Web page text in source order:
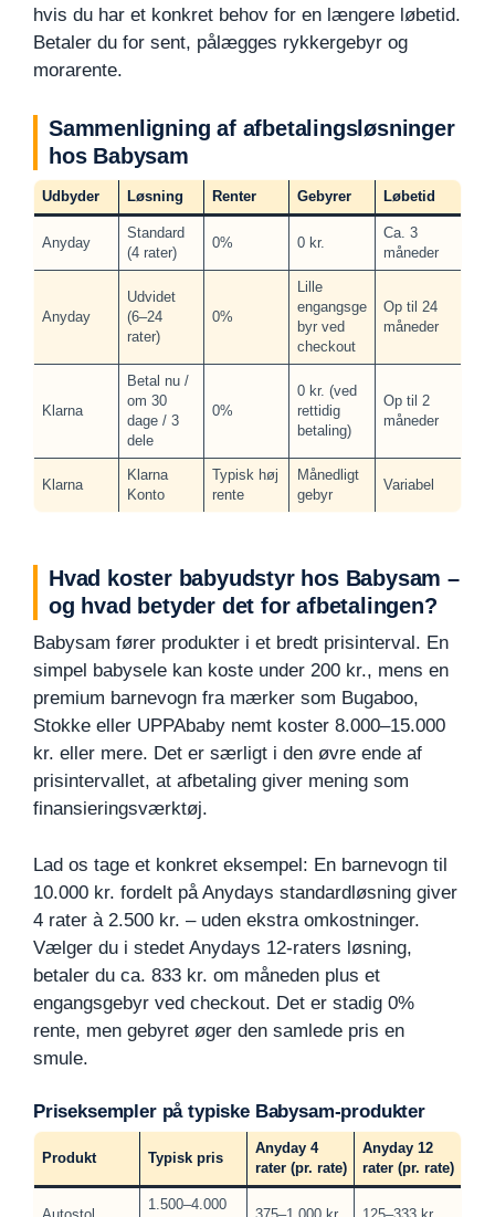
hvis du har et konkret behov for en længere løbetid.
Betaler du for sent, pålægges rykkergebyr og
morarente.
Sammenligning af afbetalingsløsninger
hos Babysam
Udbyder Løsning Renter Gebyrer Løbetid
Anyday
Standard
(4 rater)
0% 0 kr.
Ca. 3
måneder
Anyday
Udvidet
(6–24
rater)
0%
Lille
engangsge
byr ved
checkout
Op til 24
måneder
Klarna
Betal nu /
om 30
dage / 3
dele
0%
0 kr. (ved
rettidig
betaling)
Op til 2
måneder
Klarna
Klarna
Konto
Typisk høj
rente
Månedligt
gebyr
Variabel
Hvad koster babyudstyr hos Babysam –
og hvad betyder det for afbetalingen?
Babysam fører produkter i et bredt prisinterval. En
simpel babysele kan koste under 200 kr., mens en
premium barnevogn fra mærker som Bugaboo,
Stokke eller UPPAbaby nemt koster 8.000–15.000
kr. eller mere. Det er særligt i den øvre ende af
prisintervallet, at afbetaling giver mening som
finansieringsværktøj.
Lad os tage et konkret eksempel: En barnevogn til
10.000 kr. fordelt på Anydays standardløsning giver
4 rater à 2.500 kr. – uden ekstra omkostninger.
Vælger du i stedet Anydays 12-raters løsning,
betaler du ca. 833 kr. om måneden plus et
engangsgebyr ved checkout. Det er stadig 0%
rente, men gebyret øger den samlede pris en
smule.
Priseksempler på typiske Babysam-produkter
Produkt Typisk pris
Anyday 4
rater (pr. rate)
Anyday 12
rater (pr. rate)
1.500–4.000